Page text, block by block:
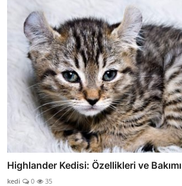
Highlander Kedisi: Özellikleri ve Bakımı
kedi 0 35